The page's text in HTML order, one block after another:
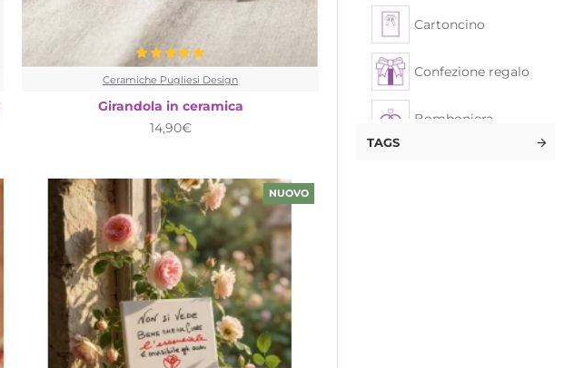
Ceramiche Pugliesi Design
Girandola in ceramica
14,90€
NUOVO
Cartoncino
Confezione regalo
Bomboniera
TAGS